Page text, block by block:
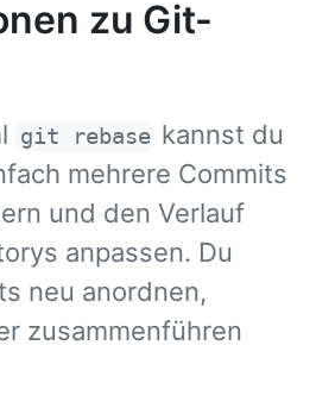
zu Git-
git rebase kannst du
mehrere Commits
und den Verlauf
anpassen. Du
neu anordnen,
zusammenführen